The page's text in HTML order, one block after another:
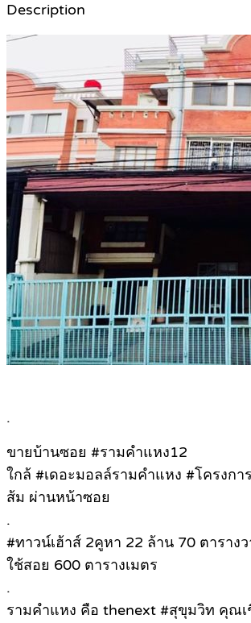
Description
.
ขายบ้านซอย #รามคำแหง12
ใกล้ #เดอะมอลล์รามคำแหง #โครงก
ส้ม ผ่านหน้าซอย
.
#ทาวน์เฮ้าส์ 2คูหา 22 ล้าน 70 ตาราง
ใช้สอย 600 ตารางเมตร
.
รามคำแหง คือ thenext #สุขุมวิท คุณเ